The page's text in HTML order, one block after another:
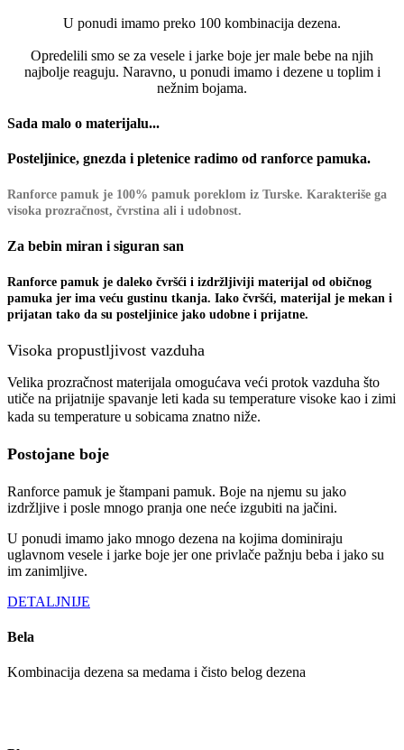
U ponudi imamo preko 100 kombinacija dezena.
Opredelili smo se za vesele i jarke boje jer male bebe na njih
najbolje reaguju. Naravno, u ponudi imamo i dezene u toplim i
nežnim bojama.
Sada malo o materijalu...
Posteljinice, gnezda i pletenice radimo od ranforce pamuka.
Ranforce pamuk je 100% pamuk poreklom iz Turske. Karakteriše ga
visoka prozračnost, čvrstina ali i udobnost.
Za bebin miran i siguran san
Ranforce pamuk je daleko čvršći i izdržljiviji materijal od običnog
pamuka jer ima veću gustinu tkanja. Iako čvršći, materijal je mekan i
prijatan tako da su posteljinice jako udobne i prijatne.
Visoka propustljivost vazduha
Velika prozračnost materijala omogućava veći protok vazduha što
utiče na prijatnije spavanje leti kada su temperature visoke kao i zimi
kada su temperature u sobicama znatno niže.
Postojane boje
Ranforce pamuk je štampani pamuk. Boje na njemu su jako
izdržljive i posle mnogo pranja one neće izgubiti na jačini.
U ponudi imamo jako mnogo dezena na kojima dominiraju
uglavnom vesele i jarke boje jer one privlače pažnju beba i jako su
im zanimljive.
DETALJNIJE
Bela
Kombinacija dezena sa medama i čisto belog dezena